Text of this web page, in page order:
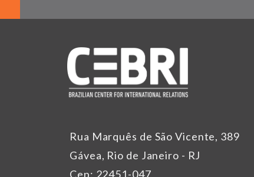
Rua Marquês de São Vicente, 389
Gávea, Rio de Janeiro - RJ
Cep: 22451-047